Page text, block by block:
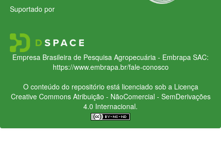
Suportado por
Empresa Brasileira de Pesquisa Agropecuária - Embrapa SAC:
https://www.embrapa.br/fale-conosco
O conteúdo do repositório está licenciado sob a Licença
Creative CommonsAtribuição - NãoComercial - SemDerivações
4.0 Internacional.